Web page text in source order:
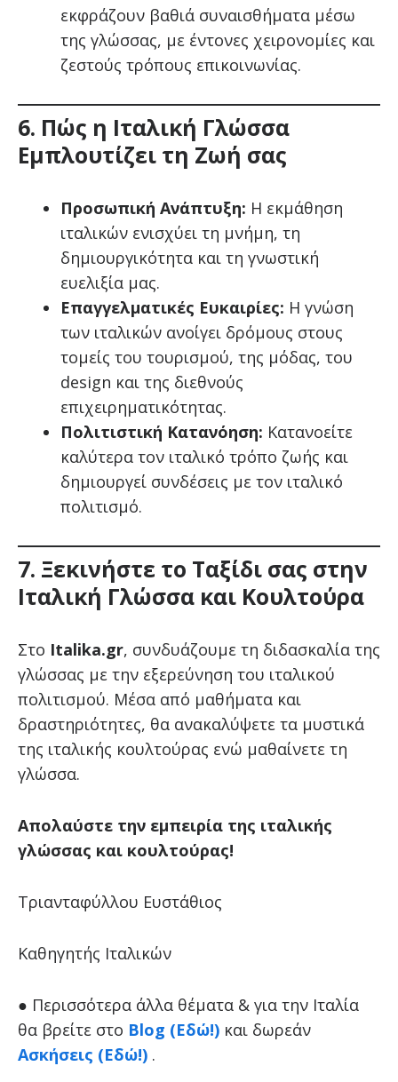
εκφράζουν βαθιά συναισθήματα μέσω
της γλώσσας, με έντονες χειρονομίες και
ζεστούς τρόπους επικοινωνίας.
6. Πώς η Ιταλική Γλώσσα
Εμπλουτίζει τη Ζωή σας
Προσωπική Ανάπτυξη: Η εκμάθηση
ιταλικών ενισχύει τη μνήμη, τη
δημιουργικότητα και τη γνωστική
ευελιξία μας.
Επαγγελματικές Ευκαιρίες: Η γνώση
των ιταλικών ανοίγει δρόμους στους
τομείς του τουρισμού, της μόδας, του
design και της διεθνούς
επιχειρηματικότητας.
Πολιτιστική Κατανόηση: Κατανοείτε
καλύτερα τον ιταλικό τρόπο ζωής και
δημιουργεί συνδέσεις με τον ιταλικό
πολιτισμό.
7. Ξεκινήστε το Ταξίδι σας στην
Ιταλική Γλώσσα και Κουλτούρα
Στο Italika.gr, συνδυάζουμε τη διδασκαλία της
γλώσσας με την εξερεύνηση του ιταλικού
πολιτισμού. Μέσα από μαθήματα και
δραστηριότητες, θα ανακαλύψετε τα μυστικά
της ιταλικής κουλτούρας ενώ μαθαίνετε τη
γλώσσα.
Απολαύστε την εμπειρία της ιταλικής
γλώσσας και κουλτούρας!
Τριανταφύλλου Ευστάθιος
Καθηγητής Ιταλικών
● Περισσότερα άλλα θέματα & για την Ιταλία
θα βρείτε στο Blog (Εδώ!)και δωρεάν
Ασκήσεις (Εδώ!).